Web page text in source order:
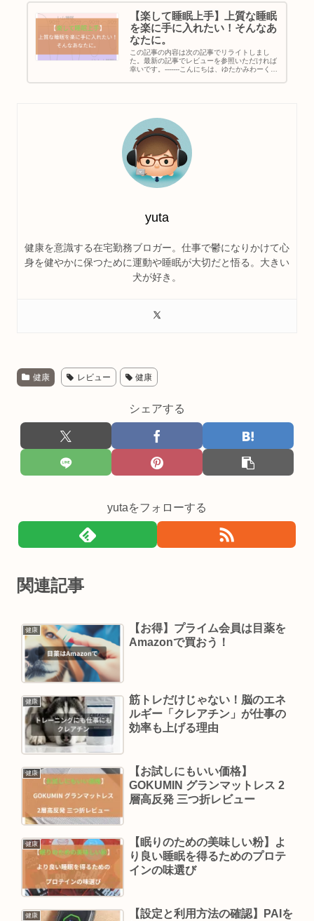
【楽して睡眠上手】上質な睡眠
を楽に手に入れたい！そんなあ
なたに。
この記事の内容は次の記事でリライトしまし
た。最新の記事でレビューを参照いただければ
幸いです。-------こんにちは、ゆたかみわーくで
ことができていますか？私は以前までは寝ても
yuta
健康を意識する在宅勤務ブロガー。仕事で鬱になりかけて心
身を健やかに保つために運動や睡眠が大切だと悟る。大きい
犬が好き。
健康 レビュー 健康
シェアする
yutaをフォローする
関連記事
健康
【お得】プライム会員は目薬を
Amazonで買おう！
健康
筋トレだけじゃない！脳のエネ
ルギー「クレアチン」が仕事の
効率も上げる理由
健康
【お試しにもいい価格】
GOKUMIN グランマットレス 2
層高反発 三つ折レビュー
健康
【眠りのための美味しい粉】よ
り良い睡眠を得るためのプロテ
インの味選び
健康
【設定と利用方法の確認】PAIを